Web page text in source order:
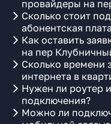
провайдеры на
Сколько стоит
абонентская
Как оставить
на пер
Сколько времени
интернета в
Нужен ли роутер
подключения?
Можно ли